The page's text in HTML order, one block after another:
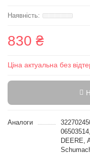
830 ₴
Ціна актуальна без
Аналоги
DEERE,